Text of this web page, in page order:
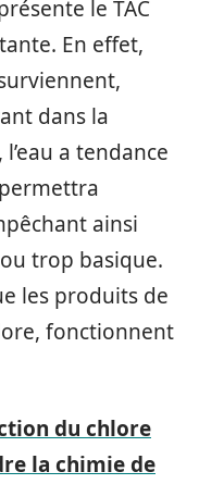
le TAC
En effet,
dans la
a tendance
ainsi
trop basique.
les produits de
fonctionnent
du chlore
la chimie de